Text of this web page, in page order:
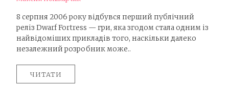
8 серпня 2006 року відбувся перший публічний
реліз Dwarf Fortress — гри, яка згодом стала одним із
найвідоміших прикладів того, наскільки далеко
незалежний розробник може..
ЧИТАТИ